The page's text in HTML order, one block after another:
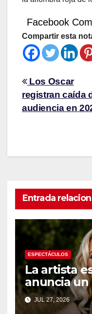
Facebook
Compartir esta
Los Oscar
registran caída
audiencia en
Entrada
ESPECTÁCULOS
La artista
anuncia
Colombia
Medellín
JUL 27, 2026